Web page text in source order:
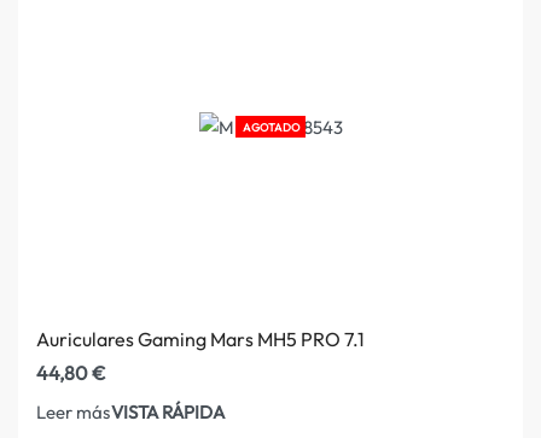
AGOTADO
Auriculares Gaming Mars MH5 PRO 7.1
44,80€
Leer másVISTA RÁPIDA